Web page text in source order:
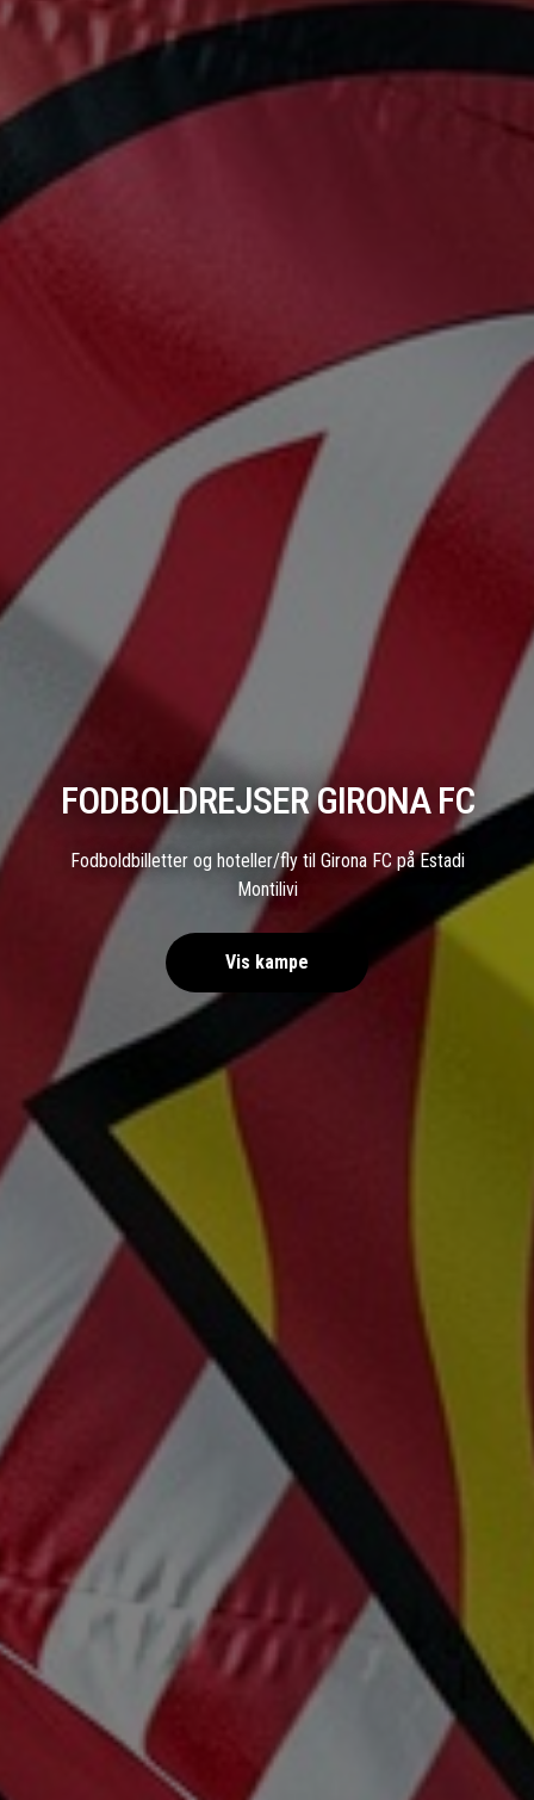
FODBOLDREJSER GIRONA FC
Fodboldbilletter og hoteller/fly til Girona FC på Estadi
Montilivi
Vis kampe